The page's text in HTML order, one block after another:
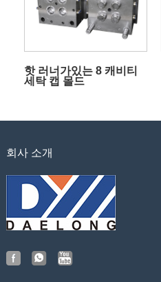
핫 러너가있는 8 캐비티
세탁 캡 몰드
회사 소개